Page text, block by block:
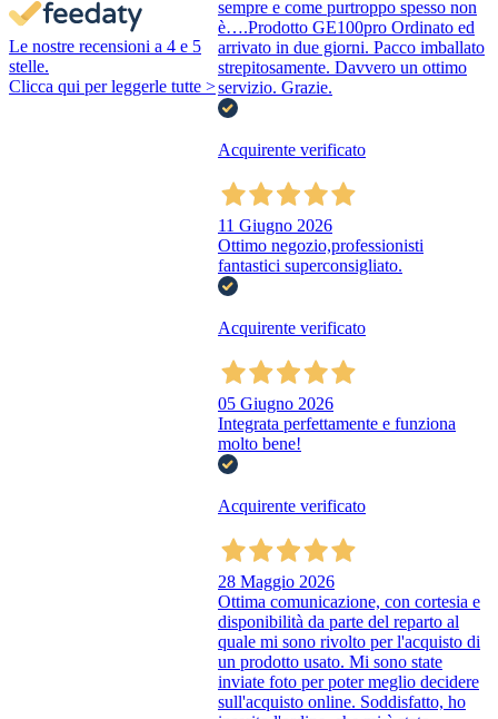
Le nostre recensioni a 4 e 5
stelle.
Clicca qui per leggerle tutte >
sempre e come purtroppo spesso non
è….Prodotto GE100pro Ordinato ed
arrivato in due giorni. Pacco imballato
strepitosamente. Davvero un ottimo
servizio. Grazie.
Acquirente verificato
11 Giugno 2026
Ottimo negozio,professionisti
fantastici superconsigliato.
Acquirente verificato
05 Giugno 2026
Integrata perfettamente e funziona
molto bene!
Acquirente verificato
28 Maggio 2026
Ottima comunicazione, con cortesia e
disponibilità da parte del reparto al
quale mi sono rivolto per l'acquisto di
un prodotto usato. Mi sono state
inviate foto per poter meglio decidere
sull'acquisto online. Soddisfatto, ho